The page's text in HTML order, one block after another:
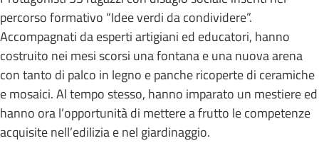
percorso formativo “Idee verdi da condividere”.
Accompagnati da esperti artigiani ed educatori, hanno
costruito nei mesi scorsi una fontana e una nuova arena
con tanto di palco in legno e panche ricoperte di ceramiche
e mosaici. Al tempo stesso, hanno imparato un mestiere ed
hanno ora l’opportunità di mettere a frutto le competenze
acquisite nell’edilizia e nel giardinaggio.